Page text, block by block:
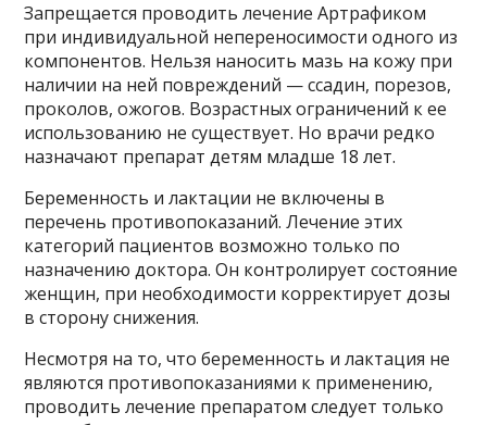
Запрещается проводить лечение Артрафиком
при индивидуальной непереносимости одного из
компонентов. Нельзя наносить мазь на кожу при
наличии на ней повреждений — ссадин, порезов,
проколов, ожогов. Возрастных ограничений к ее
использованию не существует. Но врачи редко
назначают препарат детям младше 18 лет.
Беременность и лактации не включены в
перечень противопоказаний. Лечение этих
категорий пациентов возможно только по
назначению доктора. Он контролирует состояние
женщин, при необходимости корректирует дозы
в сторону снижения.
Несмотря на то, что беременность и лактация не
являются противопоказаниями к применению,
проводить лечение препаратом следует только